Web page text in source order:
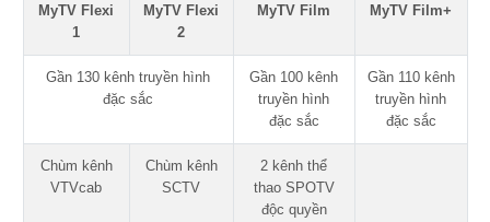
MyTV Flexi
1
MyTV Flexi
2
MyTV Film MyTV Film+
Gần 130 kênh truyền hình
đặc sắc
Gần 100 kênh
truyền hình
đặc sắc
Gần 110 kênh
truyền hình
đặc sắc
Chùm kênh
VTVcab
Chùm kênh
SCTV
2 kênh thể
thao SPOTV
độc quyền